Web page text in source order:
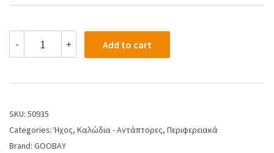
- + Add to cart
SKU: 50935
Categories:Ήχος, Καλώδια - Αντάπτορες, Περιφερειακά
Brand: GOOBAY